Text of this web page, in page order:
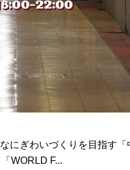
にぎわいづくりを目指す
WORLD F...